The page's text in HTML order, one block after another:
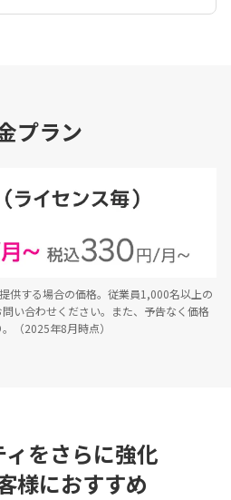
プラン
供する場合の価格。従業員1,000名以上の
い合わせください。また、予告なく価格
（2025年8月時点）
をさらに強化
様におすすめ